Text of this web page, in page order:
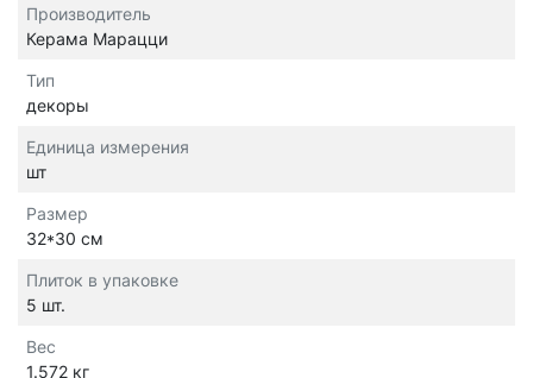
Производитель
Керама Марацци
Тип
декоры
Единица измерения
шт
Размер
32*30 см
Плиток в упаковке
5 шт.
Вес
1.572 кг